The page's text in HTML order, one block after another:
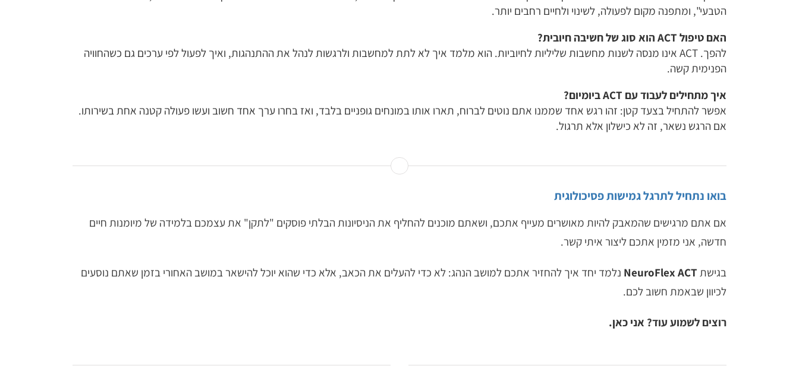
הטבעי", ומתפנה מקום לפעולה, לשינוי ולחיים רחבים יותר.
האם טיפול ACT הוא סוג של חשיבה חיובית?
להפך. ACT אינו מנסה לשנות מחשבות שליליות לחיוביות. הוא מלמד איך לא לתת למחשבות ולרגשות לנהל את ההתנהגות, ואיך לפעול לפי ערכים גם כשהחוויה
הפנימית קשה.
איך מתחילים לעבוד עם ACT ביומיום?
אפשר להתחיל בצעד קטן: זהו רגש אחד שממנו אתם נוטים לברוח, תארו אותו במונחים גופניים בלבד, ואז בחרו ערך אחד חשוב ועשו פעולה קטנה אחת בשירותו.
אם הרגש נשאר, זה לא כישלון אלא תרגול.
בואו נתחיל לתרגל גמישות פסיכולוגית
אם אתם מרגישים שהמאבק להיות מאושרים מעייף אתכם, ושאתם מוכנים להחליף את הניסיונות הבלתי פוסקים "לתקן" את עצמכם בלמידה של מיומנות חיים
חדשה, אני מזמין אתכם ליצור איתי קשר.
בגישת NeuroFlex ACT נלמד יחד איך להחזיר אתכם למושב הנהג: לא כדי להעלים את הכאב, אלא כדי שהוא יוכל להישאר במושב האחורי בזמן שאתם נוסעים
לכיוון שבאמת חשוב לכם.
רוצים לשמוע עוד? אני כאן.